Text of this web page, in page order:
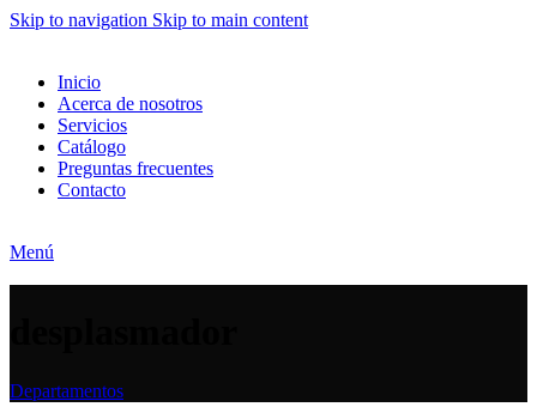
Skip to navigation Skip to main content
Inicio
Acerca de nosotros
Servicios
Catálogo
Preguntas frecuentes
Contacto
Menú
Departamentos